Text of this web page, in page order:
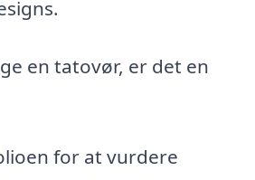
en tatovør, er det en
for at vurdere